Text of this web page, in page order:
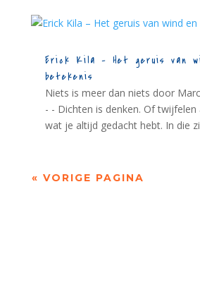
Erick Kila – Het geruis van
betekenis
Niets is meer dan niets door
- - Dichten is denken. Of twijfelen
wat je altijd gedacht hebt. In die
« VORIGE PAGINA